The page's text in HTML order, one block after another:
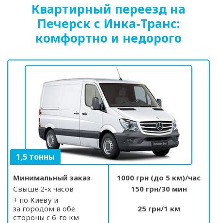
Квартирный переезд на
Печерск с Инка-Транс:
комфортно и недорого
1,5 тонны
Минимальный заказ
1000 грн (до 5 км)/час
Свыше 2-х часов
150 грн/30 мин
+ по Киеву и
за городом в обе
стороны c 6-го км
25 грн/1 км